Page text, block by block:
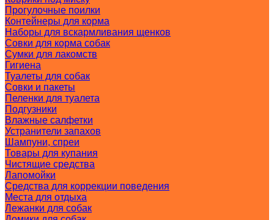
Прогулочные поилки
Контейнеры для корма
Наборы для вскармливания щенков
Совки для корма собак
Сумки для лакомств
Гигиена
Туалеты для собак
Совки и пакеты
Пеленки для туалета
Подгузники
Влажные салфетки
Устранители запахов
Шампуни, спреи
Товары для купания
Чистящие средства
Лапомойки
Средства для коррекции поведения
Места для отдыха
Лежанки для собак